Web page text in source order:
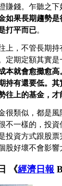
賺錢。乍聽之
如果長期趨勢
打平而已。
上，不管長期
定期定額其實
本就會愈攤愈
持有還要低。
往上的基金，才
很類似，都是
不一樣的，投
投資方式跟股
股好壞不會影
《經濟日報